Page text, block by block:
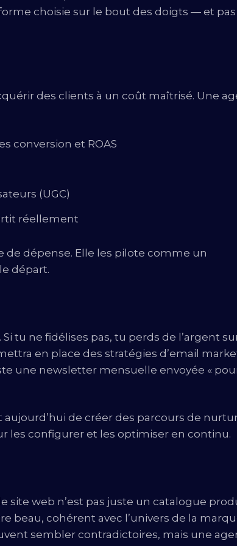
choisie sur le bout des doigts — et pas
des clients à un coût maîtrisé. Une
conversion et ROAS
(UGC)
réellement
dépense. Elle les pilote comme un
départ.
tu ne fidélises pas, tu perds de l’argent
en place des stratégies d’email
une newsletter mensuelle envoyée «
de créer des parcours de
les configurer et les optimiser en continu.
site web n’est pas juste un catalogue
beau, cohérent avec l’univers de la
sembler contradictoires, mais une